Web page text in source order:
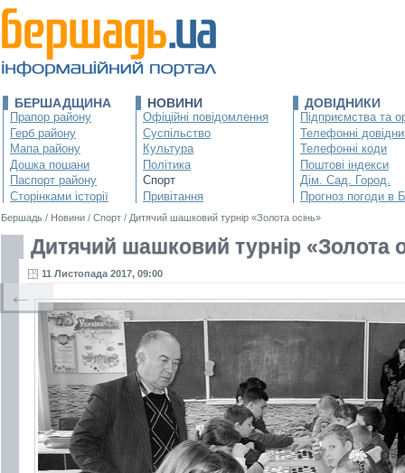
БЕРШАДЩИНА
Прапор району
Герб району
Мапа району
Дошка пошани
Паспорт району
Сторінками історії
НОВИНИ
Офіційні повідомлення
Суспільство
Культура
Політика
Спорт
Привітання
ДОВІДНИКИ
Підприємства та
Телефонні
Телефонні коди
Поштові індекси
Дім. Сад. Город.
Прогноз погоди в
Бершадь / Новини / Спорт / Дитячий шашковий турнір «Золота осінь»
Дитячий шашковий турнір «Золота
11 Листопада 2017, 09:00
←